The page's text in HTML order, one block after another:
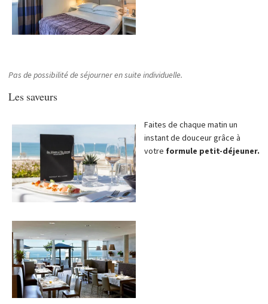
Pas de possibilité de séjourner en suite individuelle.
Les saveurs
Faites de chaque matin un
instant de douceur grâce à
votre formule petit-déjeuner.